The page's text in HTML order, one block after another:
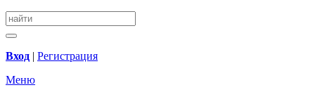
Вход | Регистрация
Меню